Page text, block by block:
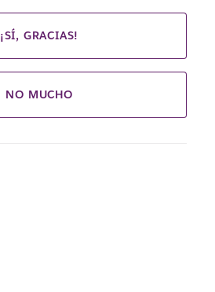
¡SÍ, GRACIAS!
NO MUCHO